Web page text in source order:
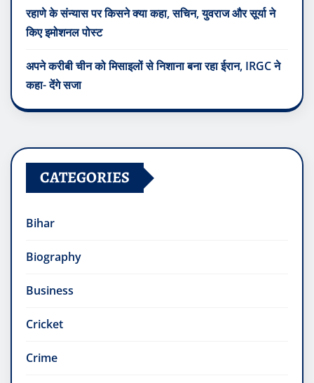
रहाणे के संन्यास पर किसने क्या कहा, सचिन, युवराज और सूर्या ने
किए इमोशनल पोस्ट
अपने करीबी चीन को मिसाइलों से निशाना बना रहा ईरान, IRGC ने
कहा- देंगे सजा
CATEGORIES
Bihar
Biography
Business
Cricket
Crime